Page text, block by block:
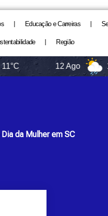
Educação e Carreiras
Região
12 Ago 11°C
da Mulher em SC